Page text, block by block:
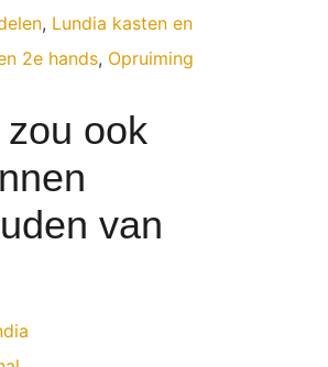
, Lundia kasten en
2e hands, Opruiming
ook
van